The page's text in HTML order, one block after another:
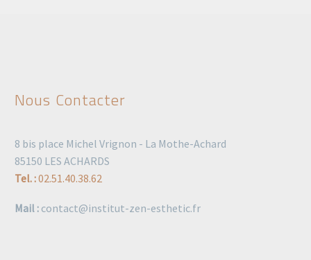
Nous Contacter
8 bis place Michel Vrignon - La Mothe-Achard
85150 LES ACHARDS
Tel. :02.51.40.38.62
Mail : contact@institut-zen-esthetic.fr